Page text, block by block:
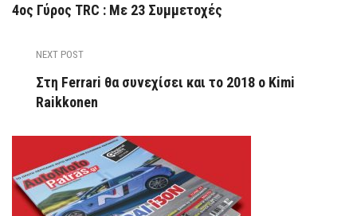
4ος Γύρος TRC : Με 23 Συμμετοχές
NEXT POST
Στη Ferrari θα συνεχίσει και το 2018 ο Kimi
Raikkonen